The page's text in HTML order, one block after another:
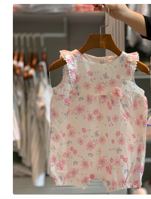
سرنگ داروخوری نوزاد
شانه برس کودک
پواربینی
مسواک و خمیر دندان کودک
تب سنج نوزاد و کودک
رابط و پد سینه
دستگاه بخور سرد کودک